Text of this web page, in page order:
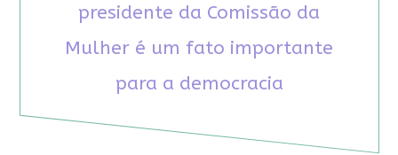
presidente da Comissão da
Mulher é um fato importante
para a democracia